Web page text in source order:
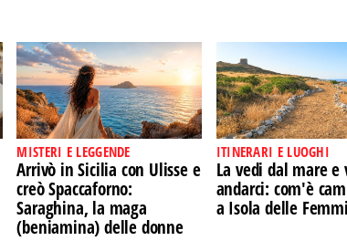
MISTERI E LEGGENDE
Arrivò in Sicilia con Ulisse e
creò Spaccaforno:
Saraghina, la maga
(beniamina) delle donne
ITINERARI E LUOGHI
La vedi dal mare e
andarci: com'è
a Isola delle